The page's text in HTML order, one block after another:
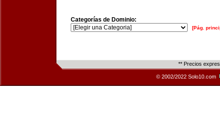
Categorías de Dominio:
[Pág.
** Precios
© 2002/2022 Solo10.com